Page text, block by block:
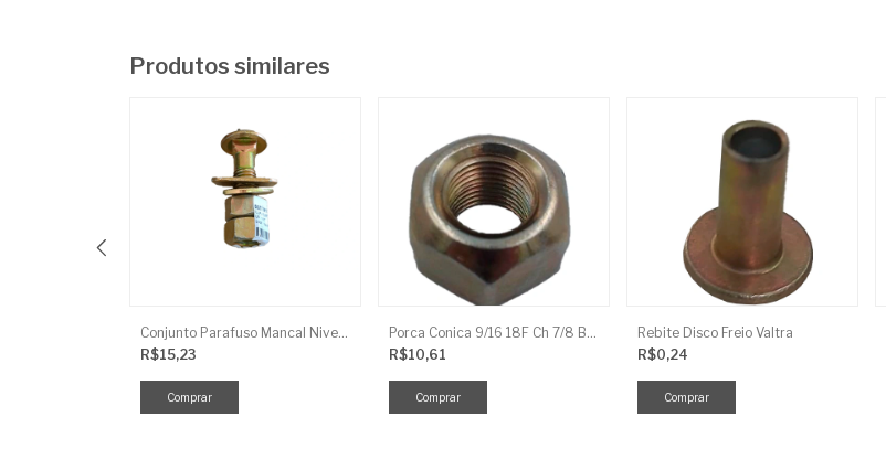
Produtos similares
Conjunto Parafuso Mancal Niveladora 5/8X3
R$15,23
Porca Conica 9/16 18F Ch 7/8 Baldan
R$10,61
Rebite Disco Freio Valtra
R$0,24